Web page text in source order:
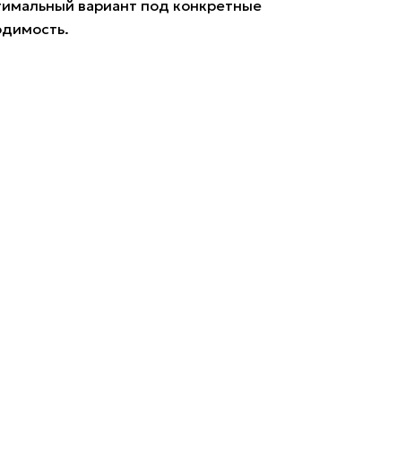
вариант под конкретные